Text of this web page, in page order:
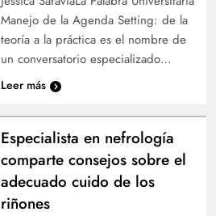
Manejo de la Agenda Setting: de la
teoría a la práctica es el nombre de
un conversatorio especializado…
Leer más
Especialista en nefrología
comparte consejos sobre el
adecuado cuido de los
riñones